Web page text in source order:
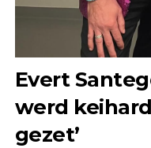
Evert
werd
gezet’